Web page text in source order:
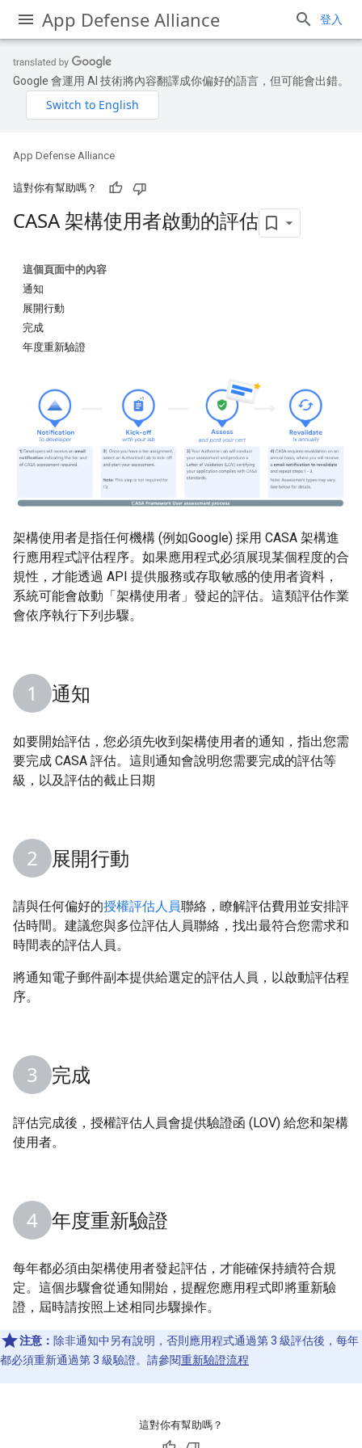
App Defense Alliance 登入
Google 會運用 AI 技術將內容翻譯成你偏好的語言，但可能會出錯。
App Defense Alliance
這對你有幫助嗎？
CASA 架構使用者啟動的評估
這個頁面中的內容
通知
展開行動
完成
年度重新驗證
架構使用者是指任何機構 (例如Google) 採用 CASA 架構進
行應用程式評估程序。如果應用程式必須展現某個程度的合
規性，才能透過 API 提供服務或存取敏感的使用者資料，
系統可能會啟動「架構使用者」發起的評估。這類評估作業
會依序執行下列步驟。
通知
如要開始評估，您必須先收到架構使用者的通知，指出您需
要完成 CASA 評估。這則通知會說明您需要完成的評估等
級，以及評估的截止日期
展開行動
請與任何偏好的授權評估人員聯絡，瞭解評估費用並安排評
估時間。建議您與多位評估人員聯絡，找出最符合您需求和
時間表的評估人員。
將通知電子郵件副本提供給選定的評估人員，以啟動評估程
序。
完成
評估完成後，授權評估人員會提供驗證函 (LOV) 給您和架構
使用者。
年度重新驗證
每年都必須由架構使用者發起評估，才能確保持續符合規
定。這個步驟會從通知開始，提醒您應用程式即將重新驗
證，屆時請按照上述相同步驟操作。
注意： 除非通知中另有說明，否則應用程式通過第 3 級評估後，每年
都必須重新通過第 3 級驗證。請參閱重新驗證流程
這對你有幫助嗎？